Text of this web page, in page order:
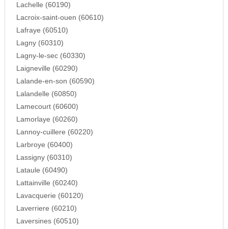
Lachelle (60190)
Lacroix-saint-ouen (60610)
Lafraye (60510)
Lagny (60310)
Lagny-le-sec (60330)
Laigneville (60290)
Lalande-en-son (60590)
Lalandelle (60850)
Lamecourt (60600)
Lamorlaye (60260)
Lannoy-cuillere (60220)
Larbroye (60400)
Lassigny (60310)
Lataule (60490)
Lattainville (60240)
Lavacquerie (60120)
Laverriere (60210)
Laversines (60510)